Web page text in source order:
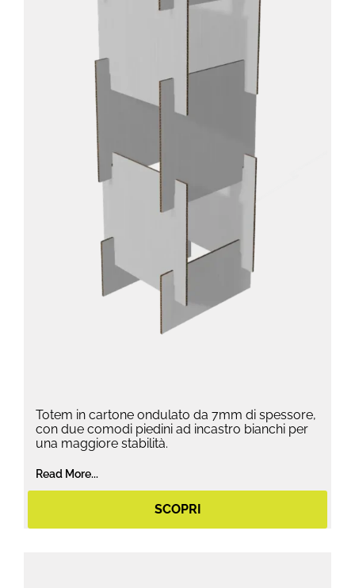
Totem in cartone ondulato da 7mm di spessore,
con due comodi piedini ad incastro bianchi per
una maggiore stabilità.
Read More...
SCOPRI